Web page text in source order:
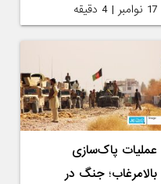
17 نوامبر | 4 دقیقه
عملیات پاک‌سازی
بالامرغاب؛ جنگ در